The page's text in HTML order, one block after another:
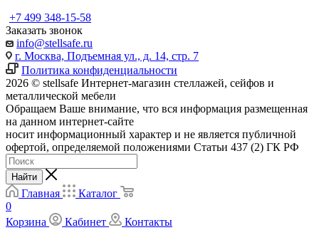
+7 499 348-15-58
Заказать звонок
info@stellsafe.ru
г. Москва, Подъемная ул., д. 14, стр. 7
Политика конфиденциальности
2026 © stellsafe Интернет-магазин стеллажей, сейфов и
металлической мебели
Обращаем Ваше внимание, что вся информация размещенная
на данном интернет-сайте
носит информационный характер и не является публичной
офертой, определяемой положениями Статьи 437 (2) ГК РФ
Найти
Главная
Каталог
0
Корзина
Кабинет Контакты